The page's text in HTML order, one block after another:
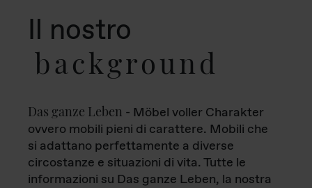
Il nostro
background
Das ganze Leben - Möbel voller Charakter
ovvero mobili pieni di carattere. Mobili che
si adattano perfettamente a diverse
circostanze e situazioni di vita. Tutte le
informazioni su Das ganze Leben, la nostra